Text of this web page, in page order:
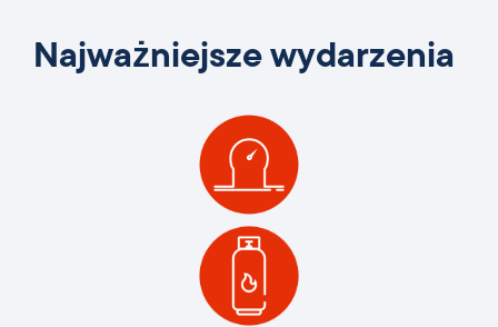
Najważniejsze wydarzenia